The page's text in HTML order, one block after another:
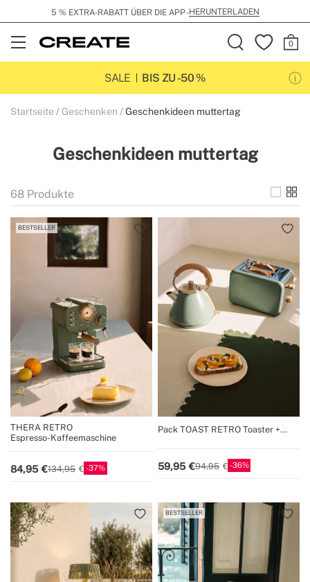
KOSTENLOSER VERSAND AB 99€
Open
Menu
SALE
BIS ZU -50 %
Startseite Geschenken Geschenkideen muttertag
Geschenkideen muttertag
68 Produkte
BESTSELLER
THERA RETRO
Espresso-Kaffeemaschine
84,95 134,95 37
Pack TOAST RETRO Toaster +
59,95 94,95 36
BESTSELLER